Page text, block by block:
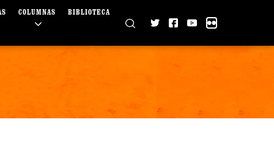
COLUMNAS BIBLIOTECA